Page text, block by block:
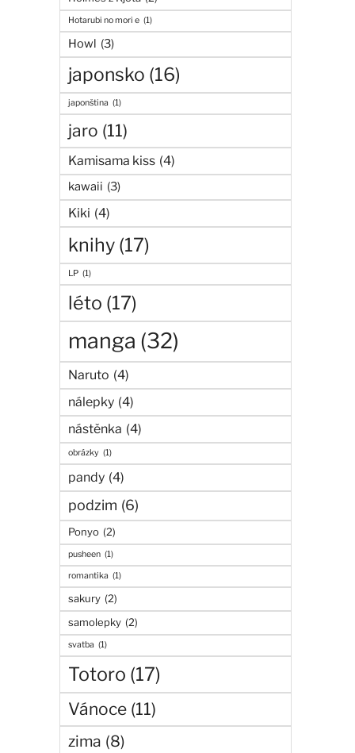
Hotarubi no mori e (1)
Howl (3)
japonsko (16)
japonština (1)
jaro (11)
Kamisama kiss (4)
kawaii (3)
Kiki (4)
knihy (17)
LP (1)
léto (17)
manga (32)
Naruto (4)
nálepky (4)
nástěnka (4)
obrázky (1)
pandy (4)
podzim (6)
Ponyo (2)
pusheen (1)
romantika (1)
sakury (2)
samolepky (2)
svatba (1)
Totoro (17)
Vánoce (11)
zima (8)